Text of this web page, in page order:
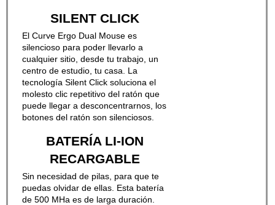
SILENT CLICK
El Curve Ergo Dual Mouse es
silencioso para poder llevarlo a
cualquier sitio, desde tu trabajo, un
centro de estudio, tu casa. La
tecnología Silent Click soluciona el
molesto clic repetitivo del ratón que
puede llegar a desconcentrarnos, los
botones del ratón son silenciosos.
BATERÍA LI-ION
RECARGABLE
Sin necesidad de pilas, para que te
puedas olvidar de ellas. Esta batería
de 500 MHa es de larga duración.